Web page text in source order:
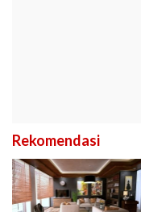
Rekomendasi